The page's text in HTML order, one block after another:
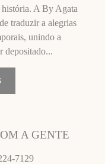
história. A By Agata
traduzir a alegrias
unindo a
depositado...
A GENTE
7129